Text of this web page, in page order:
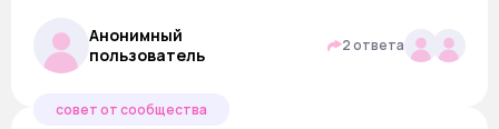
Анонимный
пользователь
2 ответа
совет от сообщества